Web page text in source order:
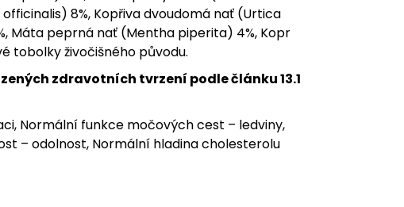
8%, Kopřiva dvoudomá nať (Urtica
Máta peprná nať (Mentha piperita) 4%, Kopr
tobolky živočišného původu.
zdravotních tvrzení podle článku 13.1
Normální funkce močových cest – ledviny,
– odolnost, Normální hladina cholesterolu